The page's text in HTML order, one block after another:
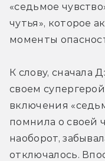
«седьмое
чутья», которое
моменты
К слову, сначала
своем
включения
помнила о своей
наоборот,
отключалось.